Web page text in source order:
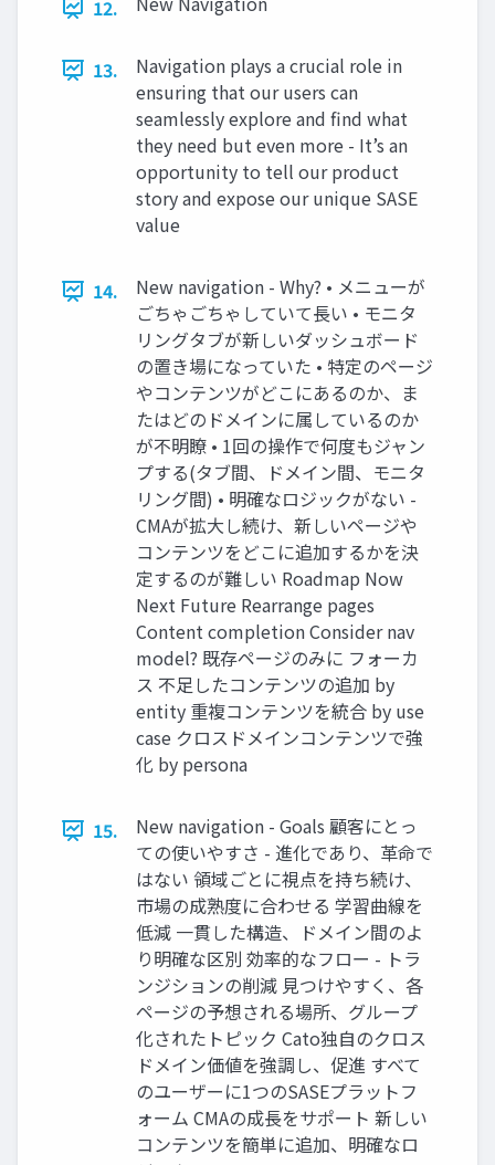
12.
13.
Navigation plays a crucial role in
ensuring that our users can
seamlessly explore and find what
they need but even more - It’s an
opportunity to tell our product
story and expose our unique SASE
value
14.
New navigation - Why? • メニューが
ごちゃごちゃしていて⻑い • モニタ
リングタブが新しいダッシュボード
の置き場になっていた • 特定のページ
やコンテンツがどこにあるのか、ま
たはどのドメインに属しているのか
が不明瞭 • 1回の操作で何度もジャン
プする(タブ間、ドメイン間、モニタ
リング間) • 明確なロジックがない -
CMAが拡⼤し続け、新しいページや
コンテンツをどこに追加するかを決
定するのが難しい Roadmap Now
Next Future Rearrange pages
Content completion Consider nav
model? 既存ページのみに フォーカ
ス 不⾜したコンテンツの追加 by
entity 重複コンテンツを統合 by use
case クロスドメインコンテンツで強
化 by persona
15.
New navigation - Goals 顧客にとっ
ての使いやすさ - 進化であり、⾰命で
はない 領域ごとに視点を持ち続け、
市場の成熟度に合わせる 学習曲線を
低減 ⼀貫した構造、ドメイン間のよ
り明確な区別 効率的なフロー - トラ
ンジションの削減 ⾒つけやすく、各
ページの予想される場所、グループ
化されたトピック Cato独自のクロス
ドメイン価値を強調し、促進 すべて
のユーザーに1つのSASEプラットフ
ォーム CMAの成長をサポート 新しい
コンテンツを簡単に追加、明確なロ